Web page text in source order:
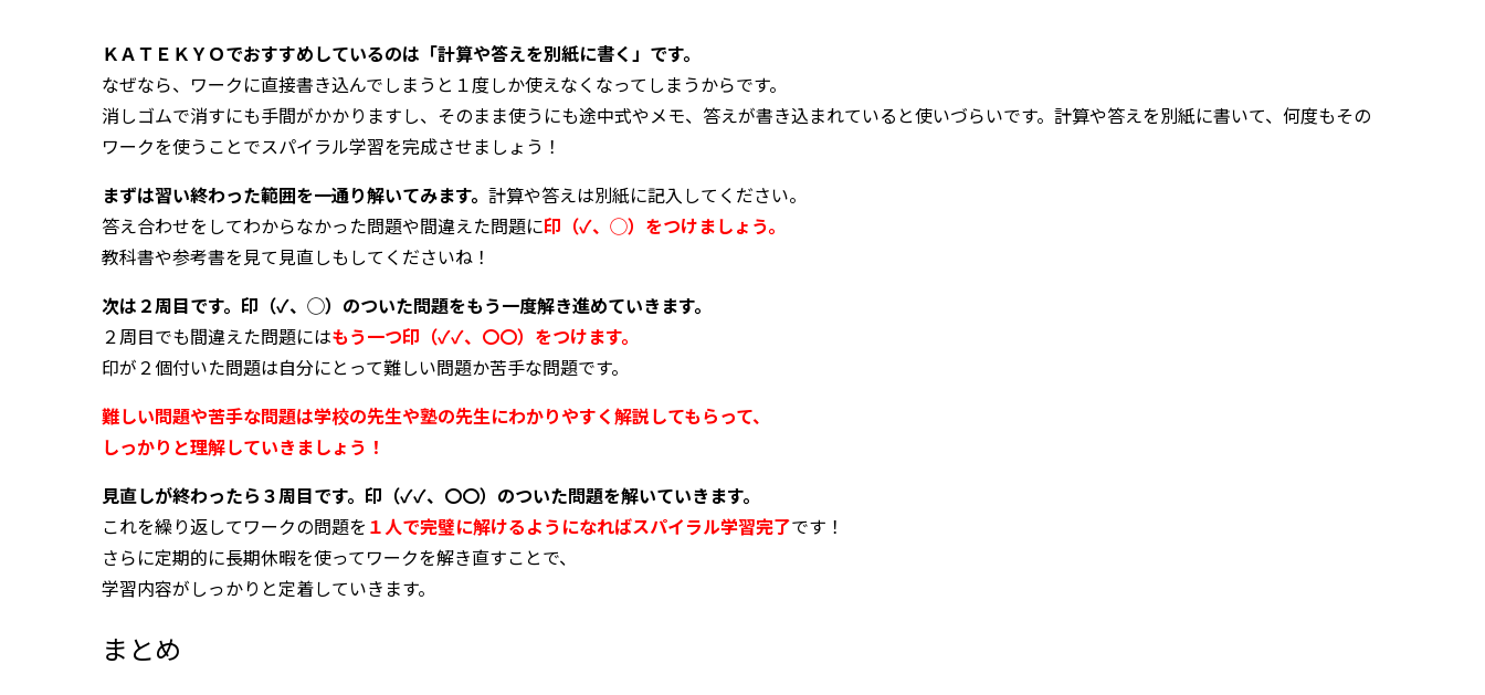
ＫＡＴＥＫＹＯでおすすめしているのは「計算や答えを別紙に書く」です。
なぜなら、ワークに直接書き込んでしまうと１度しか使えなくなってしまうからです。
消しゴムで消すにも手間がかかりますし、そのまま使うにも途中式やメモ、答えが書き込まれていると使いづらいです。計算や答えを別紙に書いて、何度もその
ワークを使うことでスパイラル学習を完成させましょう！
まずは習い終わった範囲を一通り解いてみます。 計算や答えは別紙に記入してください。
答え合わせをしてわからなかった問題や間違えた問題に印（✓、◯）をつけましょう。
教科書や参考書を見て見直しもしてくださいね！
次は２周目です。印（✓、◯）のついた問題をもう一度解き進めていきます。
２周目でも間違えた問題にはもう一つ印（✓✓、〇〇）をつけます。
印が２個付いた問題は自分にとって難しい問題か苦手な問題です。
難しい問題や苦手な問題は学校の先生や塾の先生にわかりやすく解説してもらって、
しっかりと理解していきましょう！
見直しが終わったら３周目です。印（✓✓、〇〇）のついた問題を解いていきます。
これを繰り返してワークの問題を １人で完璧に解けるようになればスパイラル学習完了です！
さらに定期的に長期休暇を使ってワークを解き直すことで、
学習内容がしっかりと定着していきます。
まとめ